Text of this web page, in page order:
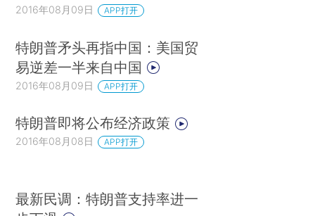
2016年08月09日 APP打开
特朗普矛头再指中国：美国贸
易逆差一半来自中国
2016年08月09日 APP打开
特朗普即将公布经济政策
2016年08月08日 APP打开
最新民调：特朗普支持率进一